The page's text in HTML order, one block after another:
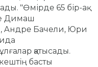
"Өмірде 65 бір-ақ
Димаш
Андре Бачели, Юри
қатысады.
басты